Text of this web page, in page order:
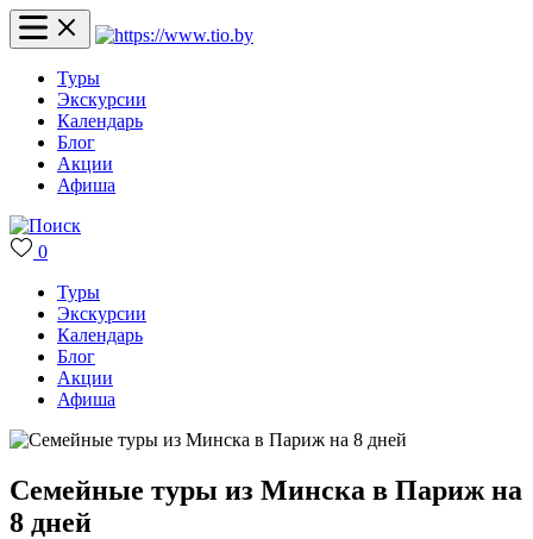
Туры
Экскурсии
Календарь
Блог
Акции
Афиша
0
Туры
Экскурсии
Календарь
Блог
Акции
Афиша
Семейные туры из Минска в Париж на
8 дней